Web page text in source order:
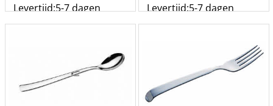
Levertijd:5-7 dagen
st Bestel
Levertijd:5-7 dagen
st Bestel